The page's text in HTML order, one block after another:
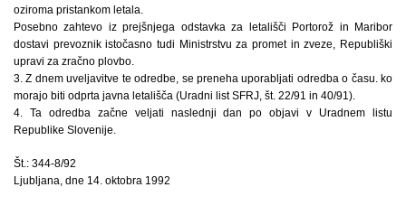
oziroma pristankom letala.
Posebno zahtevo iz prejšnjega odstavka za letališči Portorož in Maribor
dostavi prevoznik istočasno tudi Ministrstvu za promet in zveze, Republiški
upravi za zračno plovbo.
3. Z dnem uveljavitve te odredbe, se preneha uporabljati odredba o času. ko
morajo biti odprta javna letališča (Uradni list SFRJ, št. 22/91 in 40/91).
4. Ta odredba začne veljati naslednji dan po objavi v Uradnem listu
Republike Slovenije.
Št.: 344-8/92
Ljubljana, dne 14. oktobra 1992